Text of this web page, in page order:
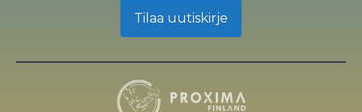
Tilaa uutiskirje